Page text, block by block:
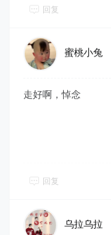
回复
蜜桃小兔
走好啊，悼念
回复
乌拉乌拉